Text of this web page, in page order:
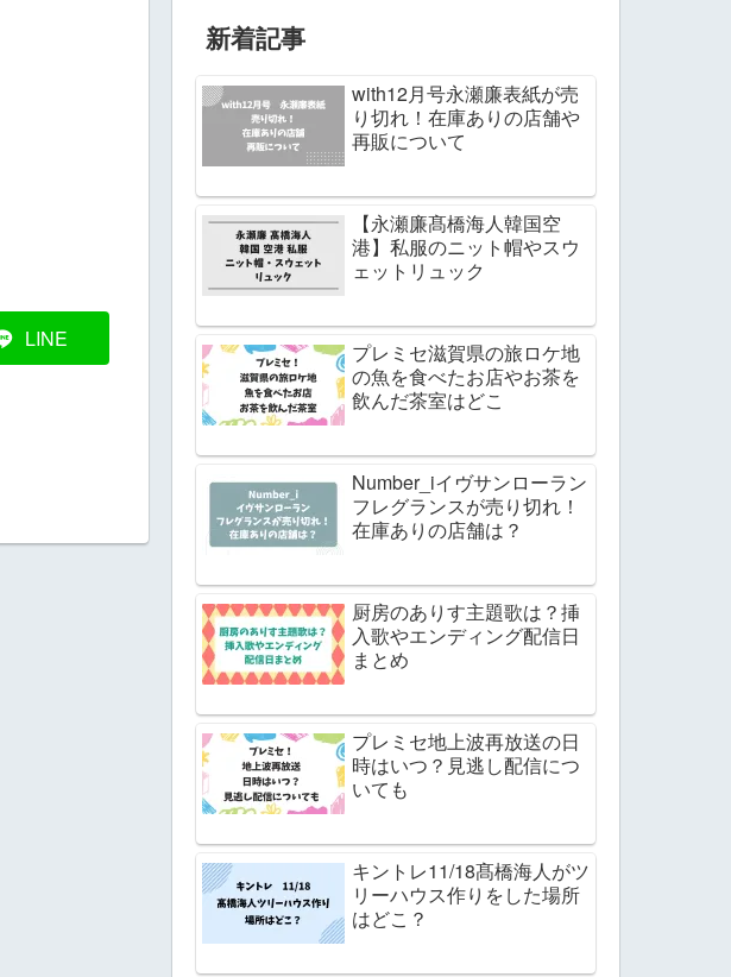
LINE
新着記事
with12月号永瀬廉表紙が売
り切れ！在庫ありの店舗や
再販について
【永瀬廉髙橋海人韓国空
港】私服のニット帽やスウ
ェットリュック
プレミセ滋賀県の旅ロケ地
の魚を食べたお店やお茶を
飲んだ茶室はどこ
Number_iイヴサンローラン
フレグランスが売り切れ！
在庫ありの店舗は？
厨房のありす主題歌は？挿
入歌やエンディング配信日
まとめ
プレミセ地上波再放送の日
時はいつ？見逃し配信につ
いても
キントレ11/18髙橋海人がツ
リーハウス作りをした場所
はどこ？